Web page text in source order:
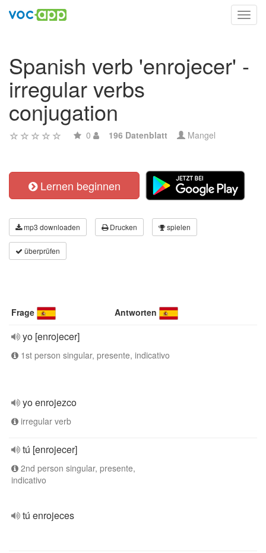
Spanish verb 'enrojecer' -
irregular verbs
conjugation
0 196 Datenblatt Mangel
Lernen beginnen
mp3 downloaden Drucken spielen
überprüfen
Frage Antworten
yo [enrojecer]
1st person singular, presente, indicativo
yo enrojezco
irregular verb
tú [enrojecer]
2nd person singular, presente,
indicativo
tú enrojeces